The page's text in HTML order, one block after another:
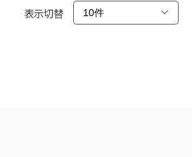
表示切替